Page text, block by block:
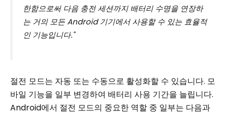
한함으로써 다음 충전 세션까지 배터리 수명을 연장하
는 거의 모든 Android 기기에서 사용할 수 있는 효율적
인 기능입니다."
절전 모드는 자동 또는 수동으로 활성화할 수 있습니다. 모
바일 기능을 일부 변경하여 배터리 사용 기간을 늘립니다.
Android에서 절전 모드의 중요한 역할 중 일부는 다음과